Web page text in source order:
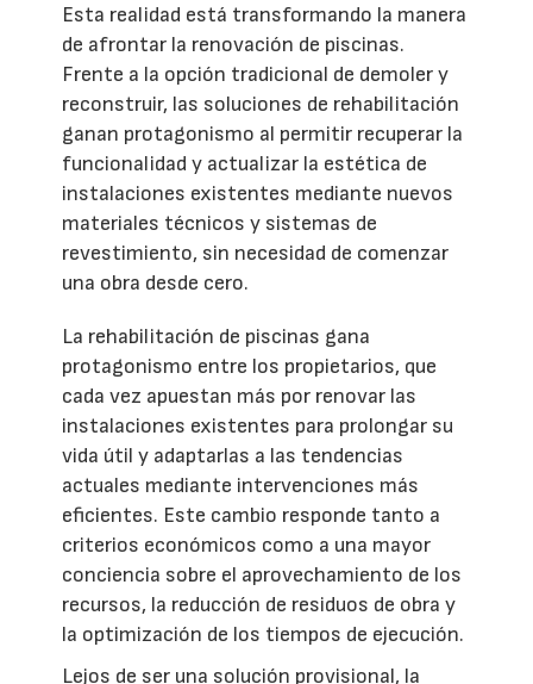
Esta realidad está transformando la manera
de afrontar la renovación de piscinas.
Frente a la opción tradicional de demoler y
reconstruir, las soluciones de rehabilitación
ganan protagonismo al permitir recuperar la
funcionalidad y actualizar la estética de
instalaciones existentes mediante nuevos
materiales técnicos y sistemas de
revestimiento, sin necesidad de comenzar
una obra desde cero.
La rehabilitación de piscinas gana
protagonismo entre los propietarios, que
cada vez apuestan más por renovar las
instalaciones existentes para prolongar su
vida útil y adaptarlas a las tendencias
actuales mediante intervenciones más
eficientes. Este cambio responde tanto a
criterios económicos como a una mayor
conciencia sobre el aprovechamiento de los
recursos, la reducción de residuos de obra y
la optimización de los tiempos de ejecución.
Lejos de ser una solución provisional, la